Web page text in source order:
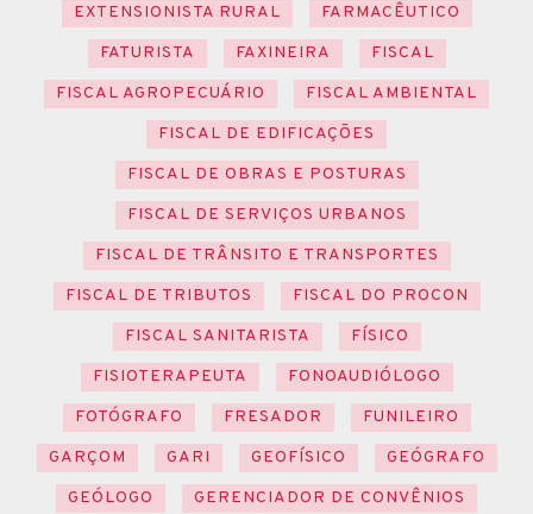
EXTENSIONISTA RURAL
FARMACÊUTICO
FATURISTA
FAXINEIRA
FISCAL
FISCAL AGROPECUÁRIO
FISCAL AMBIENTAL
FISCAL DE EDIFICAÇÕES
FISCAL DE OBRAS E POSTURAS
FISCAL DE SERVIÇOS URBANOS
FISCAL DE TRÂNSITO E TRANSPORTES
FISCAL DE TRIBUTOS
FISCAL DO PROCON
FISCAL SANITARISTA
FÍSICO
FISIOTERAPEUTA
FONOAUDIÓLOGO
FOTÓGRAFO
FRESADOR
FUNILEIRO
GARÇOM
GARI GEOFÍSICO
GEÓGRAFO
GEÓLOGO
GERENCIADOR DE CONVÊNIOS